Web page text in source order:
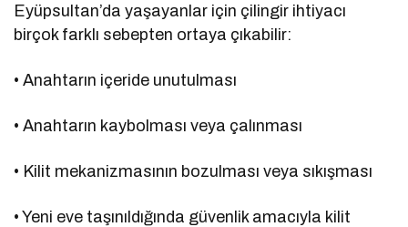
Eyüpsultan’da yaşayanlar için çilingir ihtiyacı
birçok farklı sebepten ortaya çıkabilir:
• Anahtarın içeride unutulması
• Anahtarın kaybolması veya çalınması
• Kilit mekanizmasının bozulması veya sıkışması
• Yeni eve taşınıldığında güvenlik amacıyla kilit